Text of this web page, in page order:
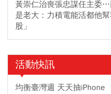
黃崇仁治喪張忠謀任主委
是老大：力積電能活都他
股」
活動快訊
均衡臺灣週 天天抽iPhone